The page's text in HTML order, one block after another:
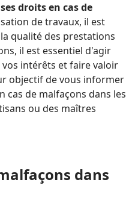
droits en cas de
de travaux, il est
qualité des prestations
il est essentiel d'agir
intérêts et faire valoir
objectif de vous informer
cas de malfaçons dans les
ou des maîtres
dans